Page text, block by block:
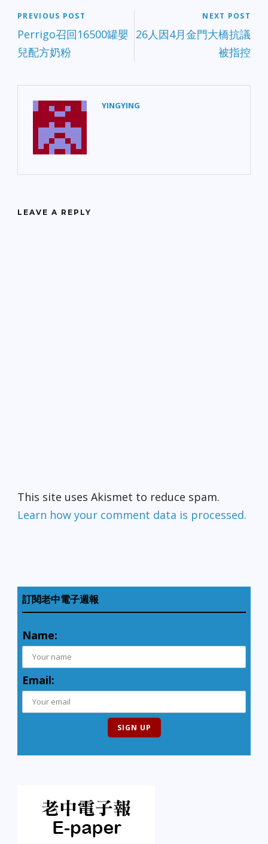
PREVIOUS POST
Perrigo召回16500罐嬰
兒配方奶粉
NEXT POST
26人因4月金門大橋抗議
被指控
YINGYING
LEAVE A REPLY
This site uses Akismet to reduce spam.
Learn how your comment data is processed.
訂閱老中電子週報
Name:
Email: